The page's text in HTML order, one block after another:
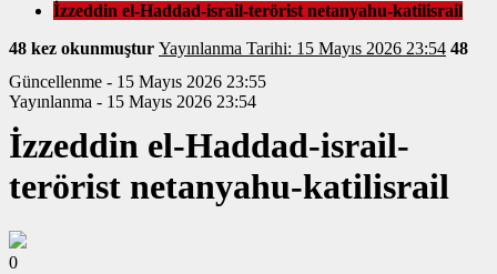
İzzeddin el-Haddad-israil-terörist netanyahu-katilisrail
48 kez okunmuştur
Yayınlanma Tarihi: 15 Mayıs 2026 23:54 48
Güncellenme - 15 Mayıs 2026 23:55
Yayınlanma - 15 Mayıs 2026 23:54
İzzeddin el-Haddad-israil-
terörist netanyahu-katilisrail
0